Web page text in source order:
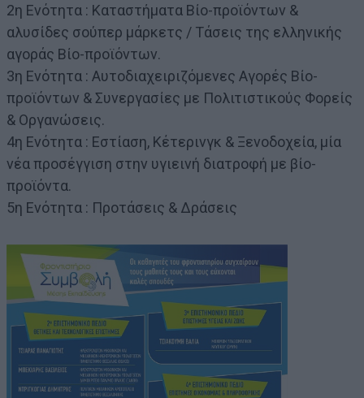
2η Ενότητα : Καταστήματα Βίο-προϊόντων &
αλυσίδες σούπερ μάρκετς / Τάσεις της ελληνικής
αγοράς Βίο-προϊόντων.
3η Ενότητα : Αυτοδιαχειριζόμενες Αγορές Βίο-
προϊόντων & Συνεργασίες με Πολιτιστικούς Φορείς
& Οργανώσεις.
4η Ενότητα : Εστίαση, Κέτερινγκ & Ξενοδοχεία, μία
νέα προσέγγιση στην υγιεινή διατροφή με βίο-
προϊόντα.
5η Ενότητα : Προτάσεις & Δράσεις